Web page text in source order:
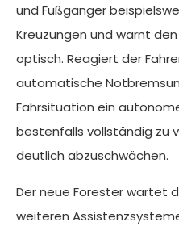
und Fußgänger
Kreuzungen und warnt
optisch. Reagiert der
automatische
Fahrsituation ein
bestenfalls vollständig zu
deutlich abzuschwächen.
Der neue Forester wartet
weiteren